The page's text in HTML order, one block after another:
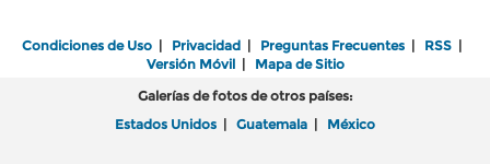
Condiciones de Uso | Privacidad | Preguntas Frecuentes | RSS |
Versión Móvil| Mapa de Sitio
Galerías de fotos de otros países:
Estados Unidos | Guatemala | México